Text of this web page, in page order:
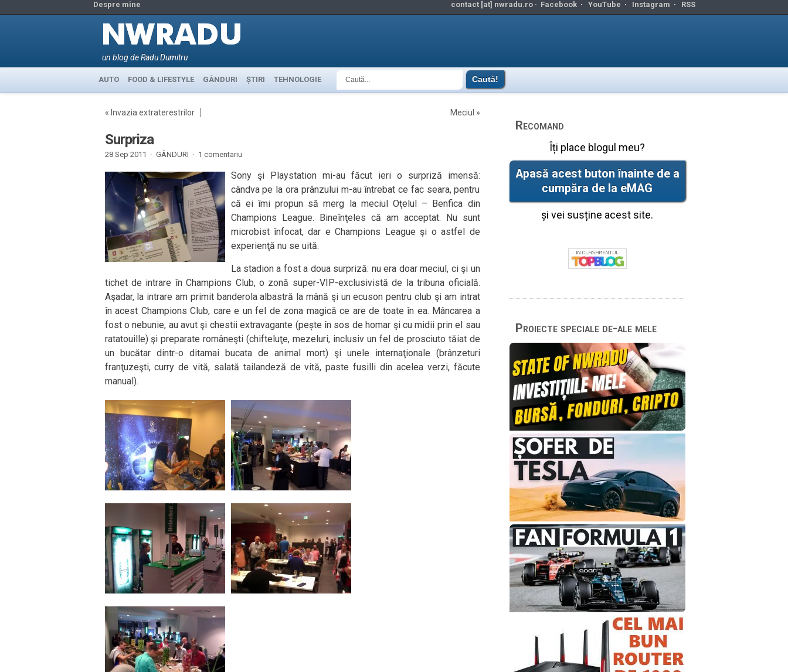
Despre mine contact [at] nwradu.ro · Facebook· YouTube · Instagram · RSS
un blog de Radu Dumitru
AUTO FOOD & LIFESTYLE GÂNDURI ȘTIRI TEHNOLOGIE
« Invazia extraterestrilor Meciul »
Surpriza
28 Sep 2011 · GÂNDURI · 1 comentariu
Sony şi Playstation mi-au făcut ieri o surpriză imensă:
cândva pe la ora prânzului m-au întrebat ce fac seara, pentru
că ei îmi propun să merg la meciul Oţelul – Benfica din
Champions League. Bineînţeles că am acceptat. Nu sunt
microbist înfocat, dar e Champions League şi o astfel de
experienţă nu se uită.
La stadion a fost a doua surpriză: nu era doar meciul, ci şi un
tichet de intrare în Champions Club, o zonă super-VIP-exclusivistă de la tribuna oficială.
Aşadar, la intrare am primit banderola albastră la mână şi un ecuson pentru club şi am intrat
în acest Champions Club, care e un fel de zona magică ce are de toate în ea. Mâncarea a
fost o nebunie, au avut şi chestii extravagante (pește în sos de homar şi cu midii prin el sau
ratatouille) şi preparate româneşti (chifteluţe, mezeluri, inclusiv un fel de prosciuto tăiat de
un bucătar dintr-o ditamai bucata de animal mort) şi unele internaţionale (brânzeturi
franţuzeşti, curry de vită, salată tailandeză de vită, paste fusilli din acelea verzi, făcute
manual).
Recomand
Îți place blogul meu?
Apasă acest buton înainte de a
cumpăra de la eMAG
și vei susține acest site.
Proiecte speciale de-ale mele